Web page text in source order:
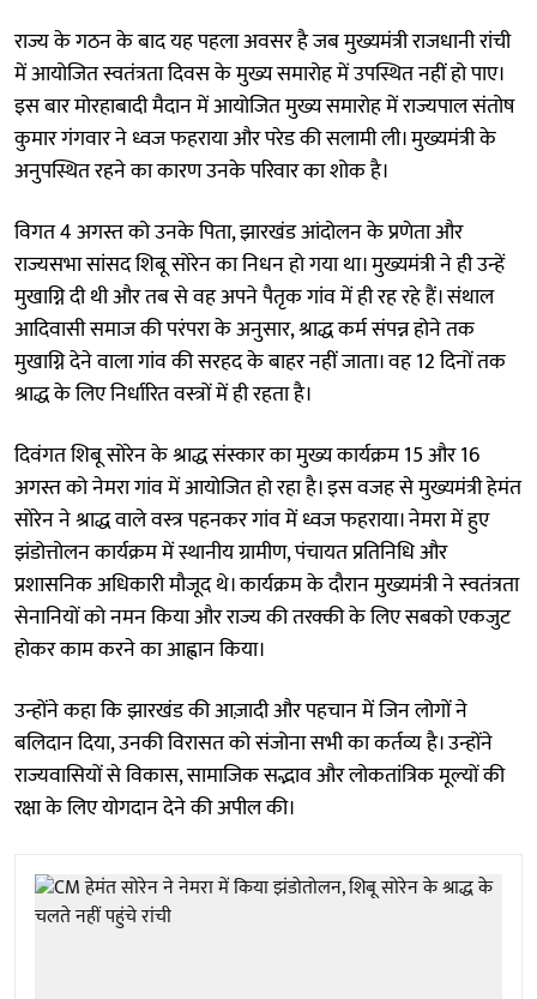
राज्य के गठन के बाद यह पहला अवसर है जब मुख्यमंत्री राजधानी रांची
में आयोजित स्वतंत्रता दिवस के मुख्य समारोह में उपस्थित नहीं हो पाए।
इस बार मोरहाबादी मैदान में आयोजित मुख्य समारोह में राज्यपाल संतोष
कुमार गंगवार ने ध्वज फहराया और परेड की सलामी ली। मुख्यमंत्री के
अनुपस्थित रहने का कारण उनके परिवार का शोक है।
विगत 4 अगस्त को उनके पिता, झारखंड आंदोलन के प्रणेता और
राज्यसभा सांसद शिबू सोरेन का निधन हो गया था। मुख्यमंत्री ने ही उन्हें
मुखाग्नि दी थी और तब से वह अपने पैतृक गांव में ही रह रहे हैं। संथाल
आदिवासी समाज की परंपरा के अनुसार, श्राद्ध कर्म संपन्न होने तक
मुखाग्नि देने वाला गांव की सरहद के बाहर नहीं जाता। वह 12 दिनों तक
श्राद्ध के लिए निर्धारित वस्त्रों में ही रहता है।
दिवंगत शिबू सोरेन के श्राद्ध संस्कार का मुख्य कार्यक्रम 15 और 16
अगस्त को नेमरा गांव में आयोजित हो रहा है। इस वजह से मुख्यमंत्री हेमंत
सोरेन ने श्राद्ध वाले वस्त्र पहनकर गांव में ध्वज फहराया। नेमरा में हुए
झंडोत्तोलन कार्यक्रम में स्थानीय ग्रामीण, पंचायत प्रतिनिधि और
प्रशासनिक अधिकारी मौजूद थे। कार्यक्रम के दौरान मुख्यमंत्री ने स्वतंत्रता
सेनानियों को नमन किया और राज्य की तरक्की के लिए सबको एकजुट
होकर काम करने का आह्वान किया।
उन्होंने कहा कि झारखंड की आज़ादी और पहचान में जिन लोगों ने
बलिदान दिया, उनकी विरासत को संजोना सभी का कर्तव्य है। उन्होंने
राज्यवासियों से विकास, सामाजिक सद्भाव और लोकतांत्रिक मूल्यों की
रक्षा के लिए योगदान देने की अपील की।